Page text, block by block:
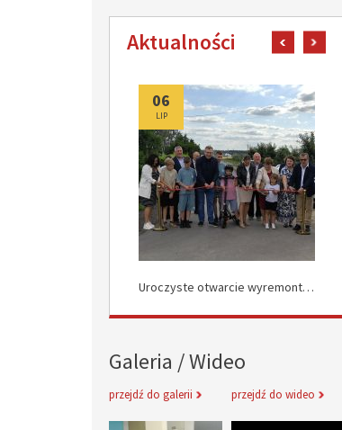
Aktualności pokaż
06
LIP
Uroczyste otwarcie wyremontowanych dróg w Załuskowie
Galeria / Wideo
przejdź do galerii przejdź do wideo